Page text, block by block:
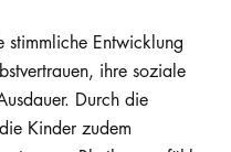
Entwicklung
ihre soziale
Durch die
Kinder zudem